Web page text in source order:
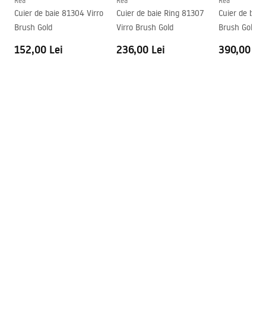
Cuier de baie 81304 Virro
Brush Gold
152,00 Lei
Cuier de baie Ring 81307
Virro Brush Gold
236,00 Lei
Cuier de
Brush Gold
390,00